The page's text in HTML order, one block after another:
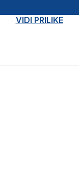
VIDI PRILIKE